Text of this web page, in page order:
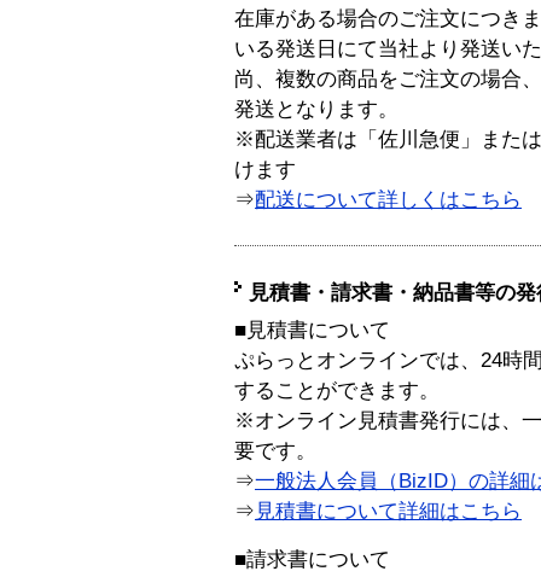
在庫がある場合のご注文につき
いる発送日にて当社より発送い
尚、複数の商品をご注文の場合
発送となります。
※配送業者は「佐川急便」また
けます
⇒配送について詳しくはこちら
見積書・請求書・納品書等の
■見積書について
ぷらっとオンラインでは、24時
することができます。
※オンライン見積書発行には、
要です。
⇒一般法人会員（BizID）の詳細
⇒ 見積書について詳細はこちら
■請求書について